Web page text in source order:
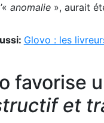
anomalie», aurait
Glovo : les
favorise
et